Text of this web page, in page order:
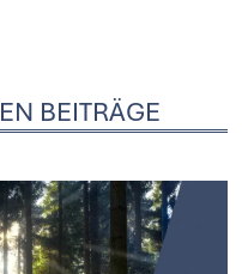
BEITRÄGE